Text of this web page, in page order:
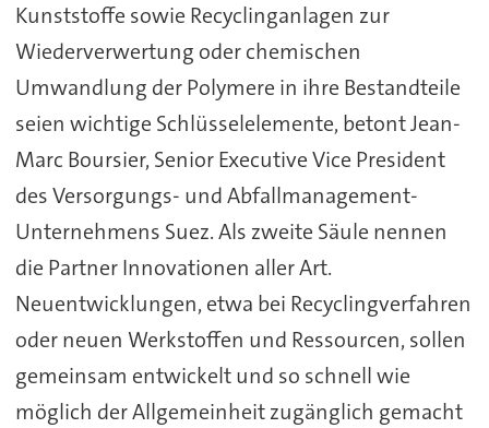
Kunststoffe sowie Recyclinganlagen zur
Wiederverwertung oder chemischen
Umwandlung der Polymere in ihre Bestandteile
seien wichtige Schlüsselelemente, betont Jean-
Marc Boursier, Senior Executive Vice President
des Versorgungs- und Abfallmanagement-
Unternehmens Suez. Als zweite Säule nennen
die Partner Innovationen aller Art.
Neuentwicklungen, etwa bei Recyclingverfahren
oder neuen Werkstoffen und Ressourcen, sollen
gemeinsam entwickelt und so schnell wie
möglich der Allgemeinheit zugänglich gemacht